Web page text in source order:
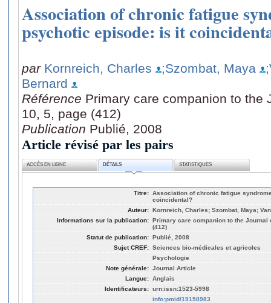
Association of chronic fatigue
psychotic episode: is it
par Kornreich, Charles ;Szombat, Maya
Bernard
Référence Primary care companion to the
10, 5, page (412)
Publication Publié, 2008
Article révisé par les pairs
ACCÈS EN LIGNE DÉTAILS STATISTIQUES
Titre: Association of chronic fatigue
coincidental?
Auteur: Kornreich, Charles; Szombat, Maya;
Informations sur la publication: Primary care companion to the
(412)
Statut de publication: Publié, 2008
Sujet CREF: Sciences bio-médicales et agricoles
Psychologie
Note générale: Journal Article
Langue: Anglais
Identificateurs: urn:issn:1523-5998
info:pmid/19158983